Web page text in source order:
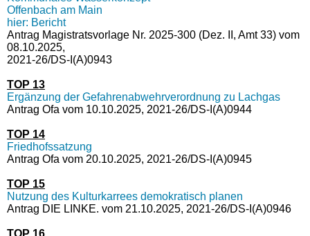
Offenbach am Main
hier: Bericht
Antrag Magistratsvorlage Nr. 2025-300 (Dez. II, Amt 33) vom
08.10.2025,
2021-26/DS-I(A)0943
TOP 13
Ergänzung der Gefahrenabwehrverordnung zu Lachgas
Antrag Ofa vom 10.10.2025, 2021-26/DS-I(A)0944
TOP 14
Friedhofssatzung
Antrag Ofa vom 20.10.2025, 2021-26/DS-I(A)0945
TOP 15
Nutzung des Kulturkarrees demokratisch planen
Antrag DIE LINKE. vom 21.10.2025, 2021-26/DS-I(A)0946
TOP 16